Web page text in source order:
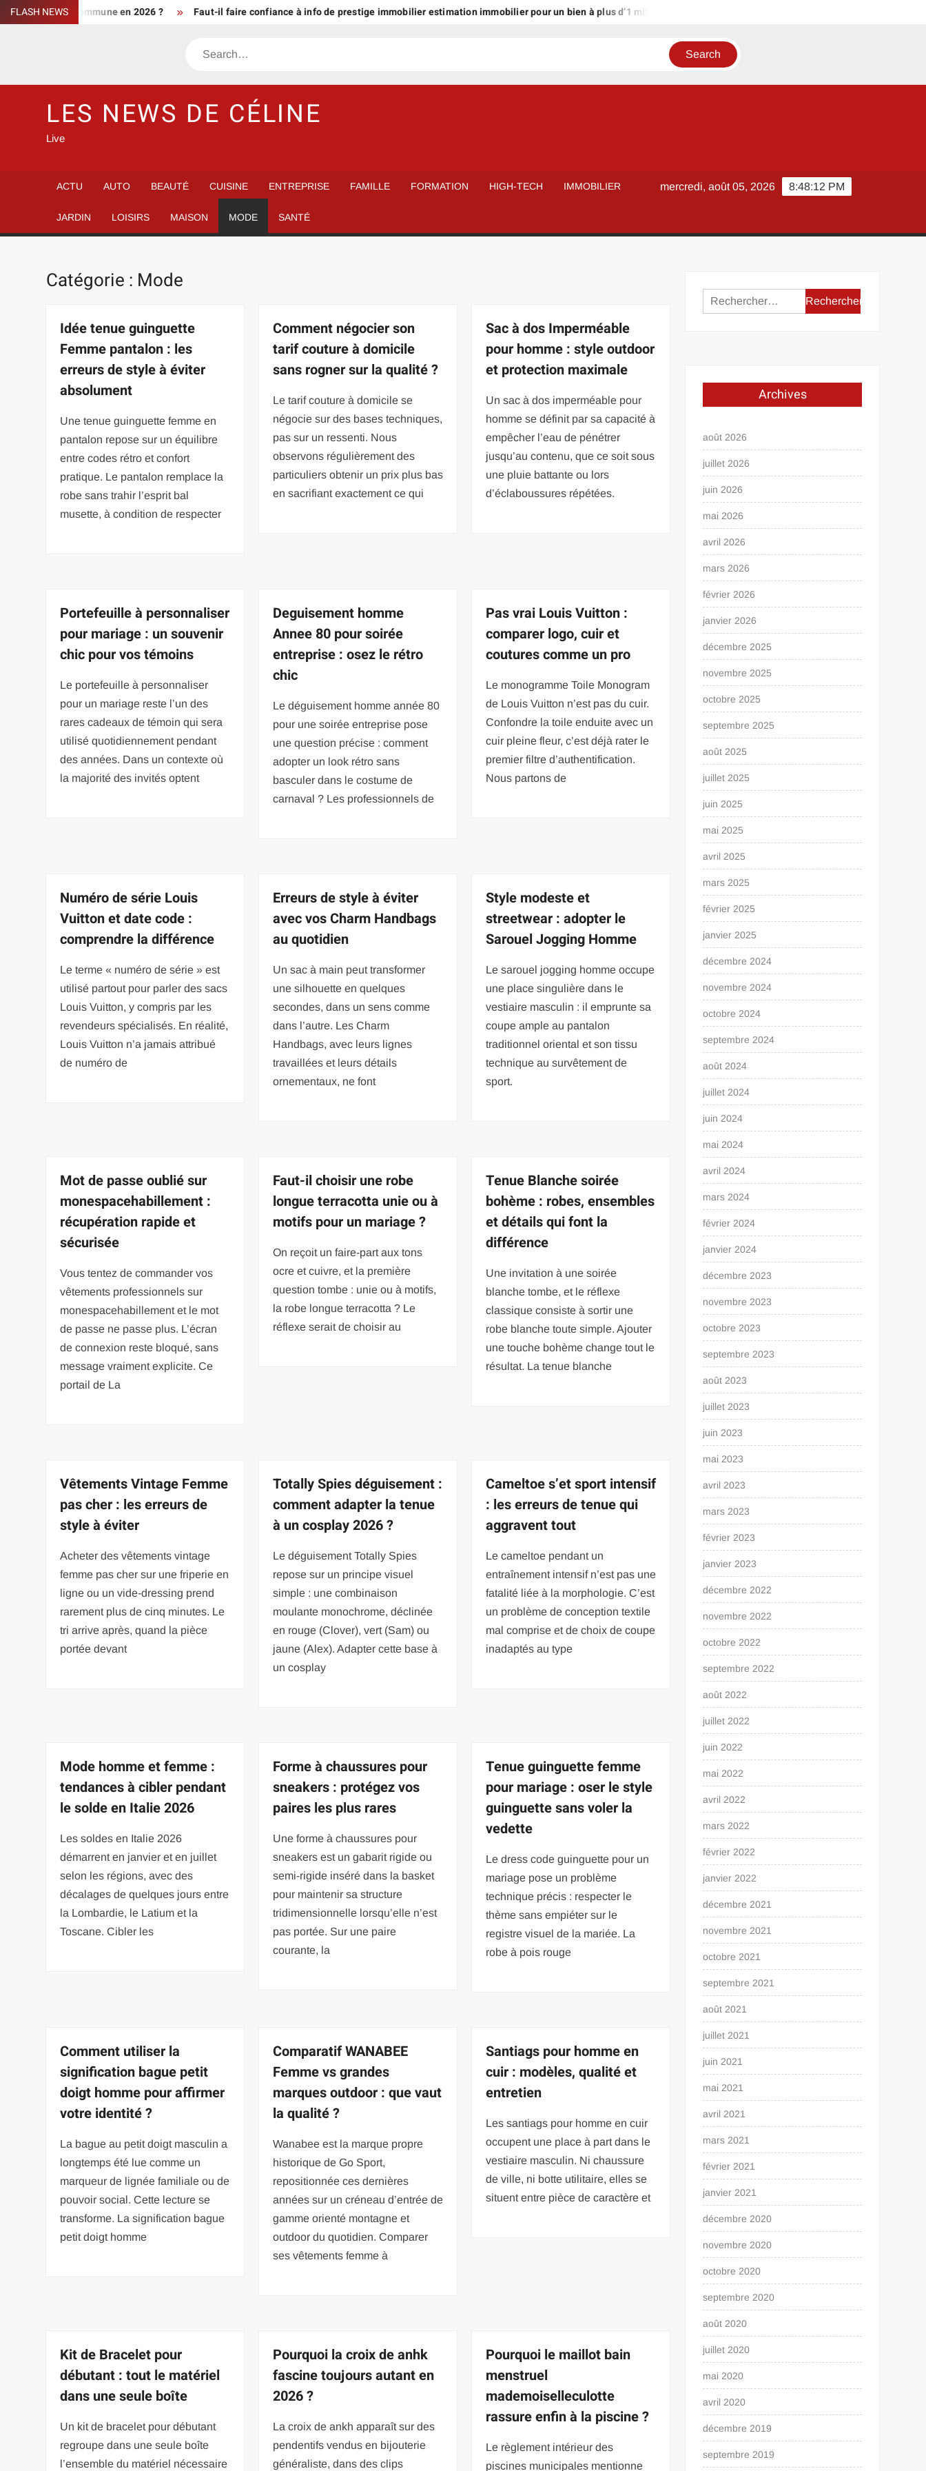
Skip
to
FLASH NEWS
commune en 2026 ? Faut-il faire confiance à info de prestige immobilier estimation immobilier pour un bien à plus d’1 million d’euros ?
Search
LES NEWS DE CÉLINE
Live
ACTU AUTO BEAUTÉ CUISINE ENTREPRISE FAMILLE FORMATION HIGH-TECH IMMOBILIER
JARDIN LOISIRS MAISON MODE SANTÉ
8:48:13 PM
mercredi, août 05, 2026
Catégorie : Mode
Idée tenue guinguette
Femme pantalon : les
erreurs de style à éviter
absolument
Une tenue guinguette femme en
pantalon repose sur un équilibre
entre codes rétro et confort
pratique. Le pantalon remplace la
robe sans trahir l’esprit bal
musette, à condition de respecter
Comment négocier son
tarif couture à domicile
sans rogner sur la qualité ?
Le tarif couture à domicile se
négocie sur des bases techniques,
pas sur un ressenti. Nous
observons régulièrement des
particuliers obtenir un prix plus bas
en sacrifiant exactement ce qui
Sac à dos Imperméable
pour homme : style outdoor
et protection maximale
Un sac à dos imperméable pour
homme se définit par sa capacité à
empêcher l’eau de pénétrer
jusqu’au contenu, que ce soit sous
une pluie battante ou lors
d’éclaboussures répétées.
Portefeuille à personnaliser
pour mariage : un souvenir
chic pour vos témoins
Le portefeuille à personnaliser
pour un mariage reste l’un des
rares cadeaux de témoin qui sera
utilisé quotidiennement pendant
des années. Dans un contexte où
la majorité des invités optent
Deguisement homme
Annee 80 pour soirée
entreprise : osez le rétro
chic
Le déguisement homme année 80
pour une soirée entreprise pose
une question précise : comment
adopter un look rétro sans
basculer dans le costume de
carnaval ? Les professionnels de
Pas vrai Louis Vuitton :
comparer logo, cuir et
coutures comme un pro
Le monogramme Toile Monogram
de Louis Vuitton n’est pas du cuir.
Confondre la toile enduite avec un
cuir pleine fleur, c’est déjà rater le
premier filtre d’authentification.
Nous partons de
Numéro de série Louis
Vuitton et date code :
comprendre la différence
Le terme « numéro de série » est
utilisé partout pour parler des sacs
Louis Vuitton, y compris par les
revendeurs spécialisés. En réalité,
Louis Vuitton n’a jamais attribué
de numéro de
Erreurs de style à éviter
avec vos Charm Handbags
au quotidien
Un sac à main peut transformer
une silhouette en quelques
secondes, dans un sens comme
dans l’autre. Les Charm
Handbags, avec leurs lignes
travaillées et leurs détails
ornementaux, ne font
Style modeste et
streetwear : adopter le
Sarouel Jogging Homme
Le sarouel jogging homme occupe
une place singulière dans le
vestiaire masculin : il emprunte sa
coupe ample au pantalon
traditionnel oriental et son tissu
technique au survêtement de
sport.
Mot de passe oublié sur
monespacehabillement :
récupération rapide et
sécurisée
Vous tentez de commander vos
vêtements professionnels sur
monespacehabillement et le mot
de passe ne passe plus. L’écran
de connexion reste bloqué, sans
message vraiment explicite. Ce
portail de La
Faut-il choisir une robe
longue terracotta unie ou à
motifs pour un mariage ?
On reçoit un faire-part aux tons
ocre et cuivre, et la première
question tombe : unie ou à motifs,
la robe longue terracotta ? Le
réflexe serait de choisir au
Tenue Blanche soirée
bohème : robes, ensembles
et détails qui font la
différence
Une invitation à une soirée
blanche tombe, et le réflexe
classique consiste à sortir une
robe blanche toute simple. Ajouter
une touche bohème change tout le
résultat. La tenue blanche
Vêtements Vintage Femme
pas cher : les erreurs de
style à éviter
Acheter des vêtements vintage
femme pas cher sur une friperie en
ligne ou un vide-dressing prend
rarement plus de cinq minutes. Le
tri arrive après, quand la pièce
portée devant
Totally Spies déguisement :
comment adapter la tenue
à un cosplay 2026 ?
Le déguisement Totally Spies
repose sur un principe visuel
simple : une combinaison
moulante monochrome, déclinée
en rouge (Clover), vert (Sam) ou
jaune (Alex). Adapter cette base à
un cosplay
Cameltoe s’et sport intensif
: les erreurs de tenue qui
aggravent tout
Le cameltoe pendant un
entraînement intensif n’est pas une
fatalité liée à la morphologie. C’est
un problème de conception textile
mal comprise et de choix de coupe
inadaptés au type
Mode homme et femme :
tendances à cibler pendant
le solde en Italie 2026
Les soldes en Italie 2026
démarrent en janvier et en juillet
selon les régions, avec des
décalages de quelques jours entre
la Lombardie, le Latium et la
Toscane. Cibler les
Forme à chaussures pour
sneakers : protégez vos
paires les plus rares
Une forme à chaussures pour
sneakers est un gabarit rigide ou
semi-rigide inséré dans la basket
pour maintenir sa structure
tridimensionnelle lorsqu’elle n’est
pas portée. Sur une paire
courante, la
Tenue guinguette femme
pour mariage : oser le style
guinguette sans voler la
vedette
Le dress code guinguette pour un
mariage pose un problème
technique précis : respecter le
thème sans empiéter sur le
registre visuel de la mariée. La
robe à pois rouge
Comment utiliser la
signification bague petit
doigt homme pour affirmer
votre identité ?
La bague au petit doigt masculin a
longtemps été lue comme un
marqueur de lignée familiale ou de
pouvoir social. Cette lecture se
transforme. La signification bague
petit doigt homme
Comparatif WANABEE
Femme vs grandes
marques outdoor : que vaut
la qualité ?
Wanabee est la marque propre
historique de Go Sport,
repositionnée ces dernières
années sur un créneau d’entrée de
gamme orienté montagne et
outdoor du quotidien. Comparer
ses vêtements femme à
Santiags pour homme en
cuir : modèles, qualité et
entretien
Les santiags pour homme en cuir
occupent une place à part dans le
vestiaire masculin. Ni chaussure
de ville, ni botte utilitaire, elles se
situent entre pièce de caractère et
Kit de Bracelet pour
débutant : tout le matériel
dans une seule boîte
Un kit de bracelet pour débutant
regroupe dans une seule boîte
l’ensemble du matériel nécessaire
Pourquoi la croix de anhk
fascine toujours autant en
2026 ?
La croix de ankh apparaît sur des
pendentifs vendus en bijouterie
généraliste, dans des clips
Pourquoi le maillot bain
menstruel
mademoiselleculotte
rassure enfin à la piscine ?
Le règlement intérieur des
piscines municipales mentionne
Rechercher :
Archives
août 2026
juillet 2026
juin 2026
mai 2026
avril 2026
mars 2026
février 2026
janvier 2026
décembre 2025
novembre 2025
octobre 2025
septembre 2025
août 2025
juillet 2025
juin 2025
mai 2025
avril 2025
mars 2025
février 2025
janvier 2025
décembre 2024
novembre 2024
octobre 2024
septembre 2024
août 2024
juillet 2024
juin 2024
mai 2024
avril 2024
mars 2024
février 2024
janvier 2024
décembre 2023
novembre 2023
octobre 2023
septembre 2023
août 2023
juillet 2023
juin 2023
mai 2023
avril 2023
mars 2023
février 2023
janvier 2023
décembre 2022
novembre 2022
octobre 2022
septembre 2022
août 2022
juillet 2022
juin 2022
mai 2022
avril 2022
mars 2022
février 2022
janvier 2022
décembre 2021
novembre 2021
octobre 2021
septembre 2021
août 2021
juillet 2021
juin 2021
mai 2021
avril 2021
mars 2021
février 2021
janvier 2021
décembre 2020
novembre 2020
octobre 2020
septembre 2020
août 2020
juillet 2020
mai 2020
avril 2020
décembre 2019
septembre 2019